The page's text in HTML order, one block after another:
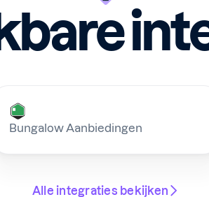
Bungalow Aanbiedingen
Alle integraties bekijken